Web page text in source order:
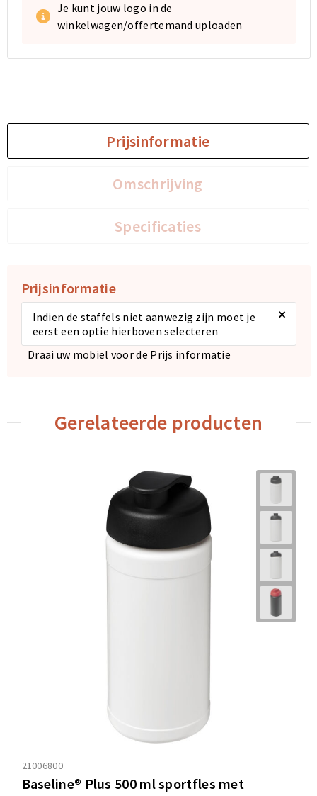
Je kunt jouw logo in de
winkelwagen/offertemand uploaden
Prijsinformatie
Omschrijving
Specificaties
Prijsinformatie
Indien de staffels niet aanwezig zijn moet je
eerst een optie hierboven selecteren
×
Draai uw mobiel voor de Prijs informatie
Gerelateerde producten
21006800
Baseline® Plus 500 ml sportfles met